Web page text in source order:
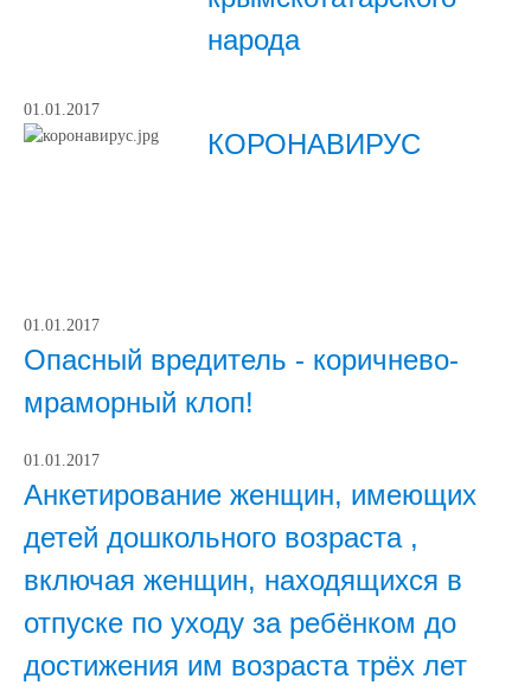
народа
01.01.2017
КОРОНАВИРУС
01.01.2017
Опасный вредитель - коричнево-
мраморный клоп!
01.01.2017
Анкетирование женщин, имеющих
детей дошкольного возраста ,
включая женщин, находящихся в
отпуске по уходу за ребёнком до
достижения им возраста трёх лет